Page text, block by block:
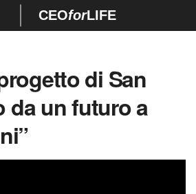
CEOforLIFE
di San
da un futuro a